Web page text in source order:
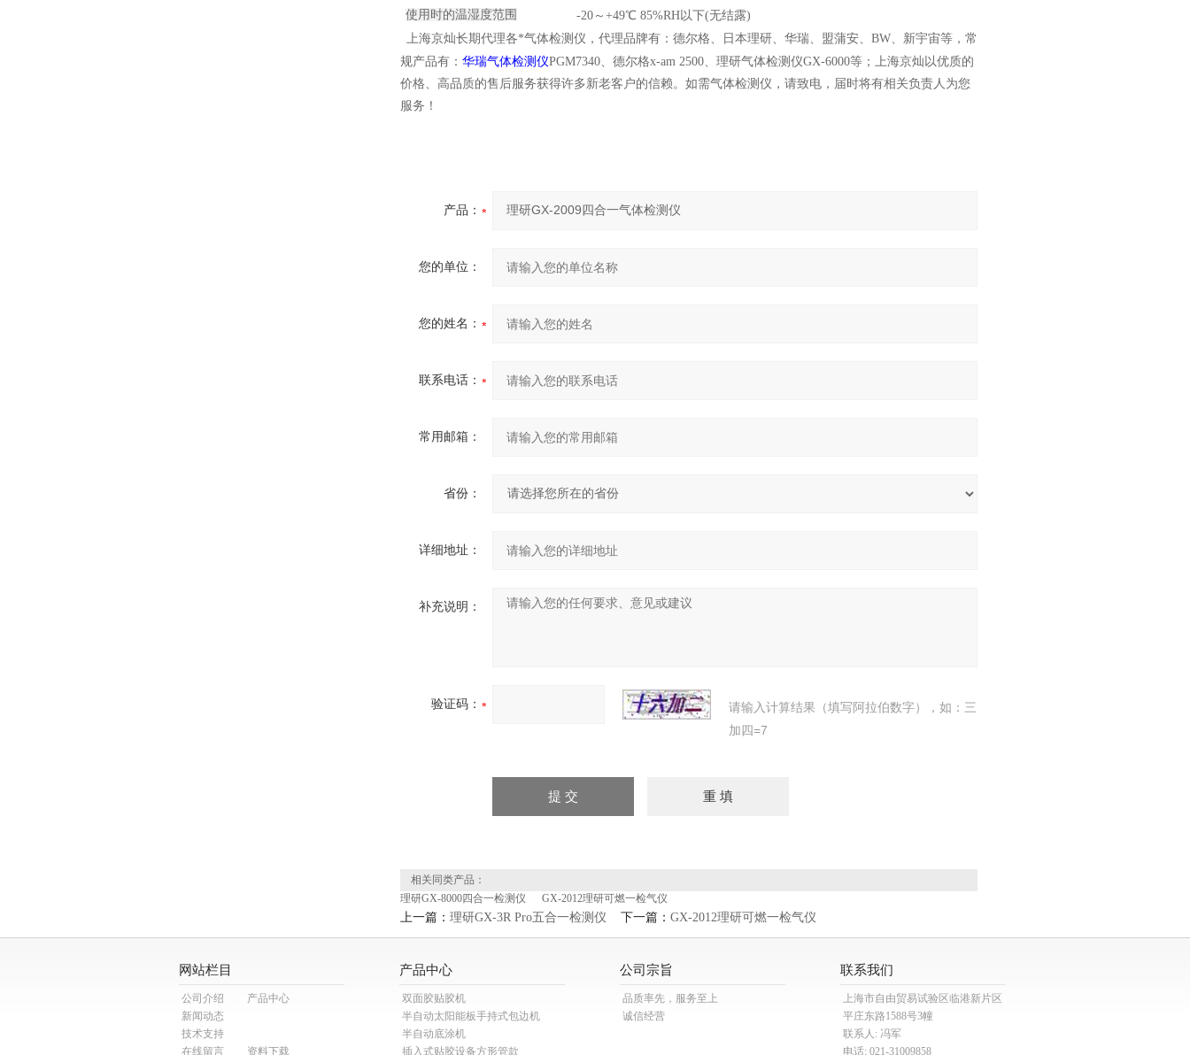
使用时的温湿度范围
-20 ～ +49℃ 85%RH以下(无结露)
上海京灿长期代理各*气体检测仪，代理品牌有：德尔格、日本理研、华瑞、盟蒲安、BW、新宇宙等，常
规产品有： 华瑞气体检测仪PGM7340、德尔格x-am 2500、理研气体检测仪GX-6000等；上海京灿以优质的
价格、高品质的售后服务获得许多新老客户的信赖。如需气体检测仪，请致电，届时将有相关负责人为您
服务！
产品：
您的单位：
您的姓名：
联系电话：
常用邮箱：
省份：
详细地址：
补充说明：
验证码：
请输入计算结果（填写阿拉伯数字），如：三
加四=7
相关同类产品：
理研GX-8000四合一检测仪
GX-2012理研可燃一检气仪
上一篇： 理研GX-3R Pro五合一检测仪 下一篇： GX-2012理研可燃一检气仪
网站栏目
公司介绍
产品中心
新闻动态
技术支持
在线留言
资料下载
产品中心
双面胶贴胶机
半自动太阳能板手持式包边机
半自动底涂机
插入式贴胶设备方形管款
公司宗旨
品质率先，服务至上
诚信经营
联系我们
上海市自由贸易试验区临港新片区
平庄东路1588号3幢
联系人: 冯军
电话: 021-31009858